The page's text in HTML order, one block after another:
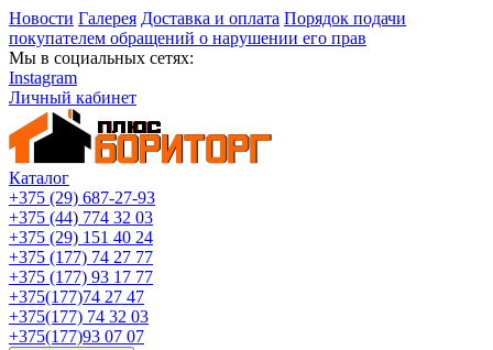
Новости Галерея Доставка и оплата Порядок подачи
покупателем обращений о нарушении его прав
Мы в социальных сетях:
Instagram
Личный кабинет
Каталог
+375 (29) 687-27-93
+375 (44) 774 32 03
+375 (29) 151 40 24
+375 (177) 74 27 77
+375 (177) 93 17 77
+375(177)74 27 47
+375(177) 74 32 03
+375(177)93 07 07